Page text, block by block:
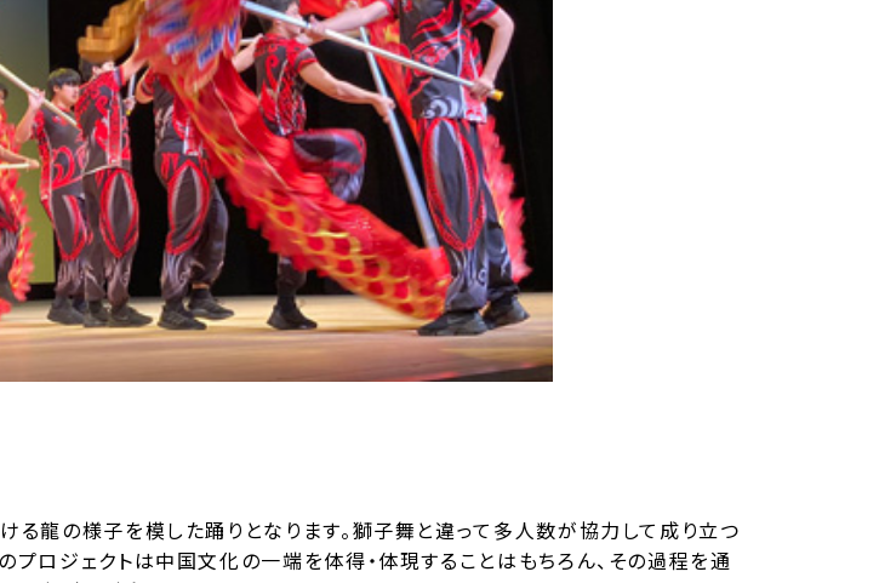
る龍の様子を模した踊りとなります。獅子舞と違って多人数が協力して成り立つ
ロジェクトは中国文化の一端を体得・体現することはもちろん、その過程を通